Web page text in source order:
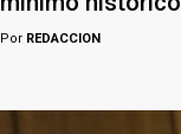
Por REDACCION